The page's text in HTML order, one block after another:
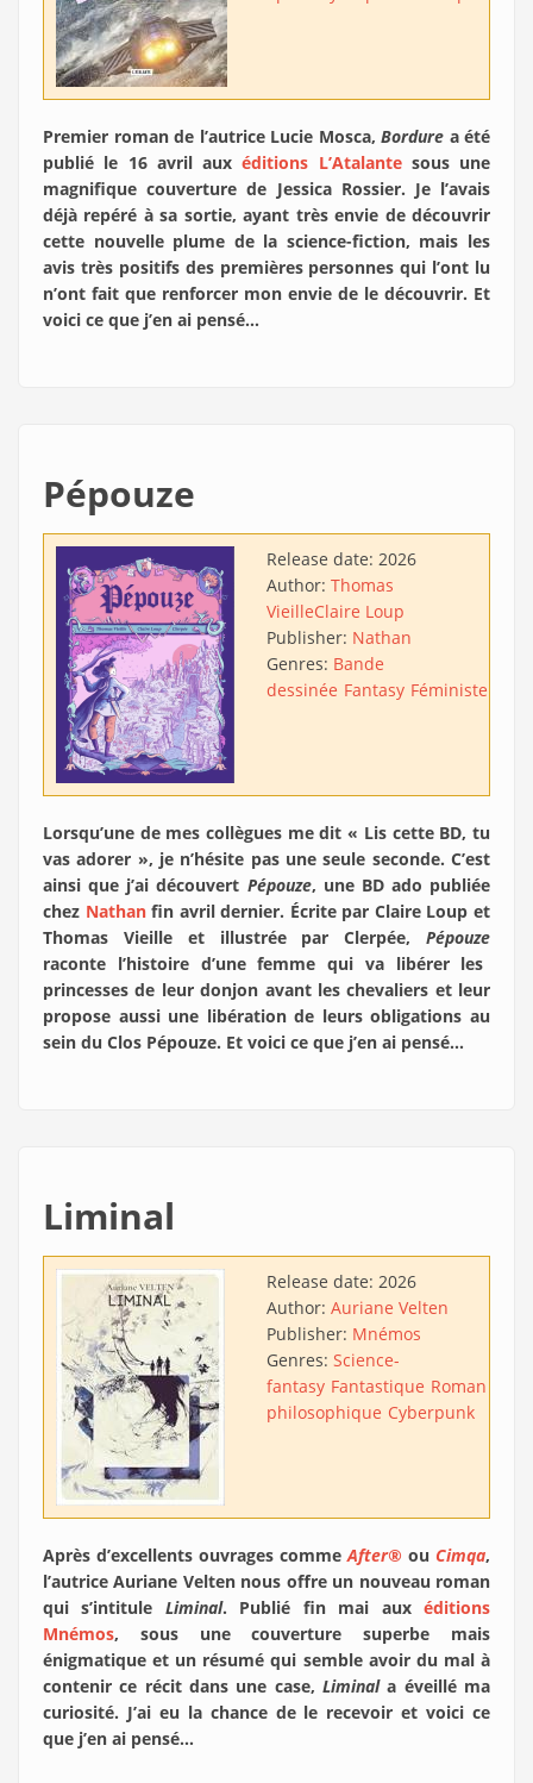
Premier roman de l’autrice Lucie Mosca, Bordure a été
publié le 16 avril auxéditions L’Atalantesous une
magnifique couverture de Jessica Rossier. Je l’avais
déjà repéré à sa sortie, ayant très envie de découvrir
cette nouvelle plume de la science-fiction, mais les
avis très positifs des premières personnes qui l’ont lu
n’ont fait que renforcer mon envie de le découvrir. Et
voici ce que j’en ai pensé…
Pépouze
Release date: 2026
Author: Thomas
VieilleClaire Loup
Publisher: Nathan
Genres: Bande
dessinée Fantasy Féministe
Lorsqu’une de mes collègues me dit « Lis cette BD, tu
vas adorer », je n’hésite pas une seule seconde. C’est
ainsi que j’ai découvert Pépouze, une BD ado publiée
chez Nathanfin avril dernier. Écrite par Claire Loup et
Thomas Vieille et illustrée par Clerpée, Pépouze
raconte l’histoire d’une femme qui va libérer les
princesses de leur donjon avant les chevaliers et leur
propose aussi une libération de leurs obligations au
sein du Clos Pépouze. Et voici ce que j’en ai pensé…
Liminal
Release date: 2026
Author: Auriane Velten
Publisher: Mnémos
Genres: Science-
fantasy Fantastique Roman
philosophique Cyberpunk
Après d’excellents ouvrages commeAfter® ou Cimqa,
l’autrice Auriane Velten nous offre un nouveau roman
qui s’intitule Liminal. Publié fin mai auxéditions
Mnémos, sous une couverture superbe mais
énigmatique et un résumé qui semble avoir du mal à
contenir ce récit dans une case, Liminala éveillé ma
curiosité. J’ai eu la chance de le recevoir et voici ce
que j’en ai pensé…